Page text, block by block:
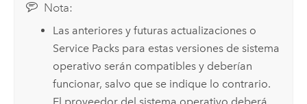
Nota:
Las anteriores y futuras actualizaciones o
Service Packs para estas versiones de sistema
operativo serán compatibles y deberían
funcionar, salvo que se indique lo contrario.